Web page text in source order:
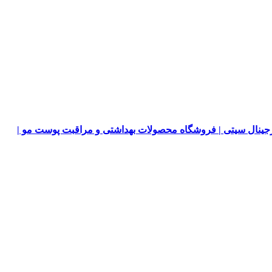
سیتی | فروشگاه محصولات بهداشتی و مراقبت پوست مو |